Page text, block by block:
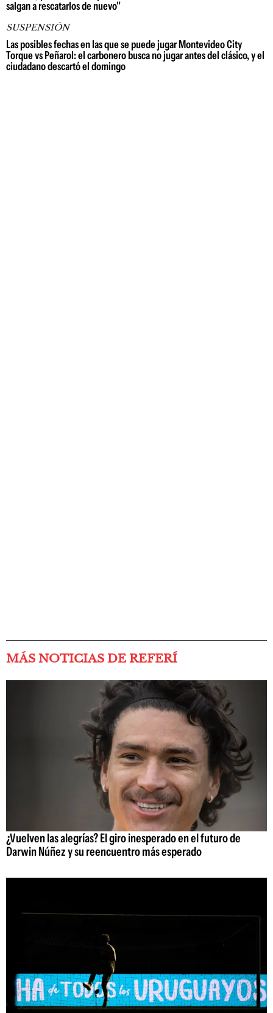
salgan a rescatarlos de nuevo"
SUSPENSIÓN
Las posibles fechas en las que se puede jugar Montevideo City
Torque vs Peñarol: el carbonero busca no jugar antes del clásico, y el
ciudadano descartó el domingo
MÁS NOTICIAS DE REFERÍ
¿Vuelven las alegrías? El giro inesperado en el futuro de
Darwin Núñez y su reencuentro más esperado